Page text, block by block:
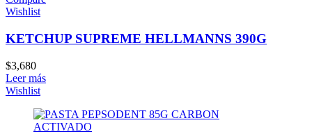
Wishlist
KETCHUP SUPREME HELLMANNS 390G
$3,680
Leer más
Wishlist